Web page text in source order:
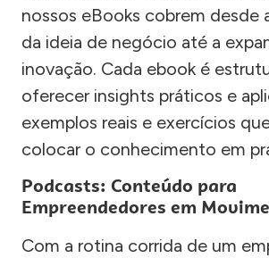
nossos eBooks cobrem desde
da ideia de negócio até a
inovação. Cada ebook é
oferecer insights práticos e
exemplos reais e exercícios
colocar o conhecimento em
Podcasts: Conteúdo para
Empreendedores em
Com a rotina corrida de um